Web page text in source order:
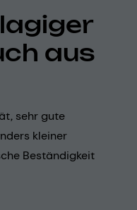
aus
sehr gute
kleiner
Beständigkeit